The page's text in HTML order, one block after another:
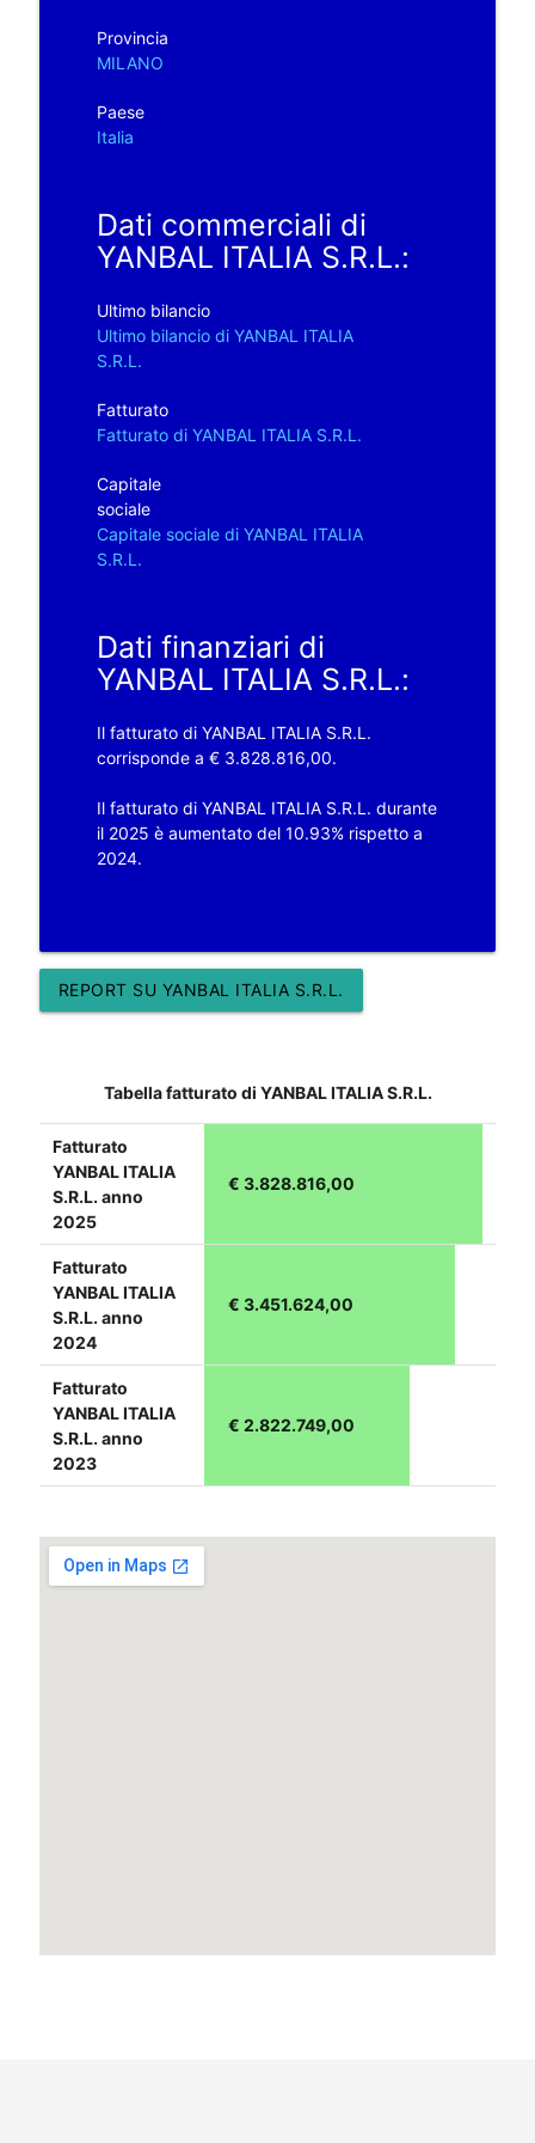
Provincia
MILANO
Paese
Italia
Dati commerciali di
YANBAL ITALIA S.R.L.:
Ultimo bilancio
Ultimo bilancio di YANBAL ITALIA
S.R.L.
Fatturato
Fatturato di YANBAL ITALIA S.R.L.
Capitale
sociale
Capitale sociale di YANBAL ITALIA
S.R.L.
Dati finanziari di
YANBAL ITALIA S.R.L.:
Il fatturato di YANBAL ITALIA S.R.L.
corrisponde a € 3.828.816,00.
Il fatturato di YANBAL ITALIA S.R.L. durante
il 2025 è aumentato del 10.93% rispetto a
2024.
REPORT SU YANBAL ITALIA S.R.L.
Tabella fatturato di YANBAL ITALIA S.R.L.
Fatturato
YANBAL ITALIA
S.R.L. anno
2025
€ 3.828.816,00
Fatturato
YANBAL ITALIA
S.R.L. anno
2024
€ 3.451.624,00
Fatturato
YANBAL ITALIA
S.R.L. anno
2023
€ 2.822.749,00